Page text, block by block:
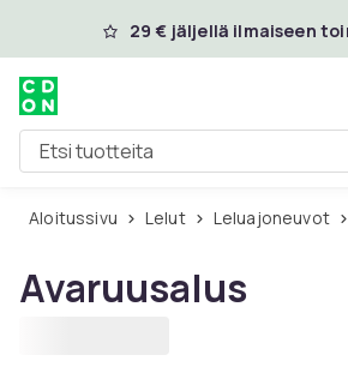
Ohita ja siirry pääsisältöön
29 € jäljellä ilmaiseen
Etsi tuotteita
Aloitussivu Lelut Leluajoneuvot
Avaruusalus